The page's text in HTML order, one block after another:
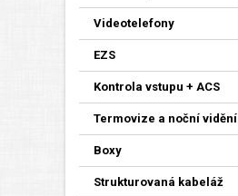
Videotelefony
EZS
Kontrola vstupu + ACS
Termovize a noční vidění
Boxy
Strukturovaná kabeláž